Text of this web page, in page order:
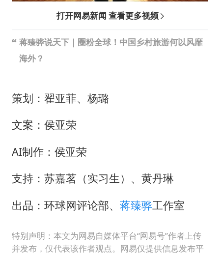
打开网易新闻 查看更多视频
蒋臻骅说天下｜圈粉全球！中国乡村旅游何以风靡
海外？
策划：翟亚菲、杨璐
文案：侯亚荣
AI制作：侯亚荣
支持：苏嘉茗（实习生）、黄丹琳
出品：环球网评论部、 蒋臻骅工作室
特别声明：本文为网易自媒体平台“网易号”作者上传
并发布，仅代表该作者观点。网易仅提供信息发布平